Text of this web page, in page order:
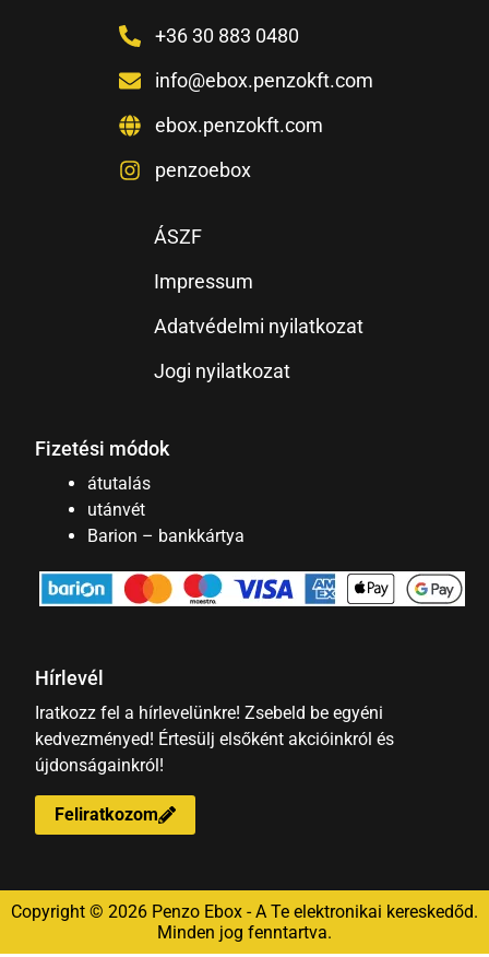
+36 30 883 0480
info@ebox.penzokft.com
ebox.penzokft.com
penzoebox
ÁSZF
Impressum
Adatvédelmi nyilatkozat
Jogi nyilatkozat
Fizetési módok
átutalás
utánvét
Barion – bankkártya
Hírlevél
Iratkozz fel a hírlevelünkre! Zsebeld be egyéni
kedvezményed! Értesülj elsőként akcióinkról és
újdonságainkról!
Feliratkozom
Copyright © 2026 Penzo Ebox - A Te elektronikai kereskedőd.
Minden jog fenntartva.